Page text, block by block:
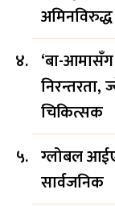
अमिनविरुद्ध
‘बा-
निरन्तरता,
चिकित्सक
ग्लोबल
सार्वजनिक